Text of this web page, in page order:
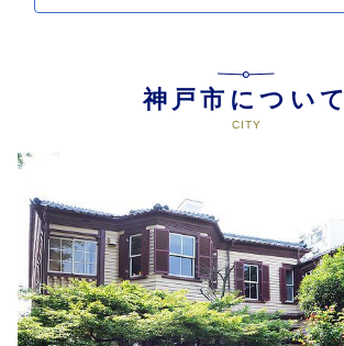
神戸市について